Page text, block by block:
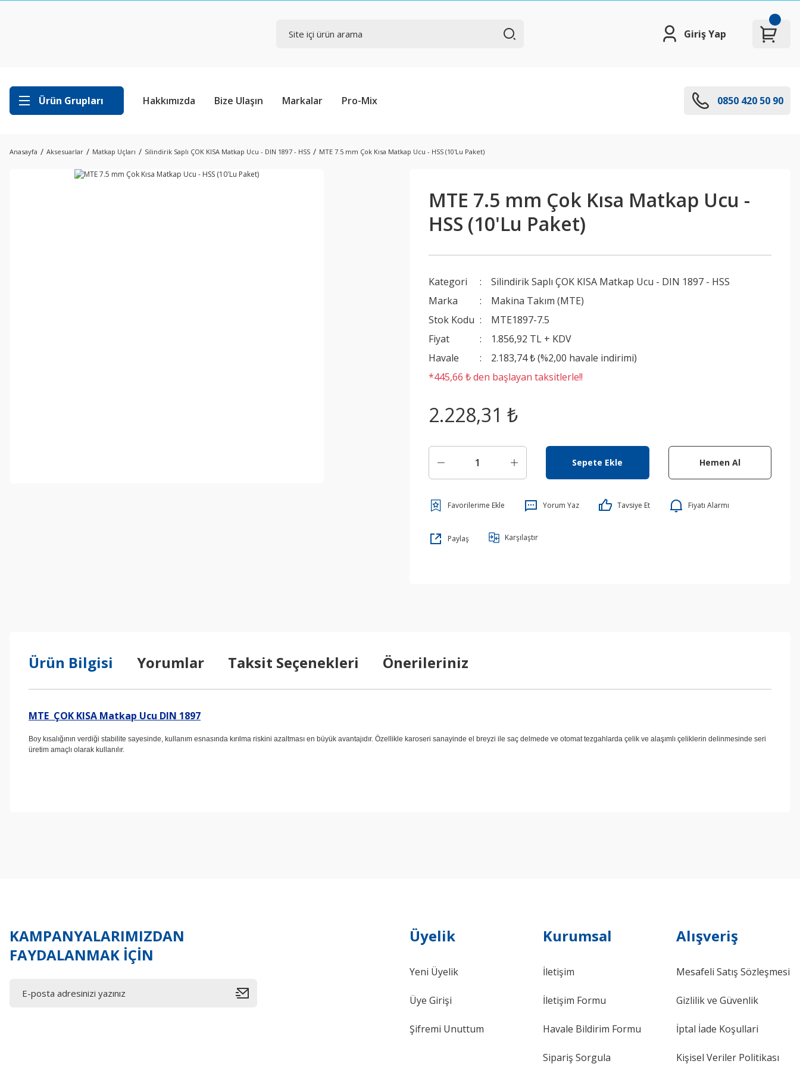
Giriş Yap
Ürün Grupları Hakkımızda Bize Ulaşın Markalar Pro-Mix 0850 420 50 90
Anasayfa Aksesuarlar Matkap Uçları Silindirik Saplı ÇOK KISA Matkap Ucu - DIN 1897 - HSS MTE 7.5 mm Çok Kısa Matkap Ucu - HSS (10'Lu Paket)
MTE 7.5 mm Çok Kısa Matkap Ucu -
HSS (10'Lu Paket)
Kategori
Silindirik Saplı ÇOK KISA Matkap Ucu - DIN 1897 - HSS
Marka
Makina Takım (MTE)
Stok Kodu
MTE1897-7.5
Fiyat
1.856,92 TL + KDV
Havale
2.183,74 ₺ (%2,00 havale indirimi)
*445,66 ₺ den başlayan taksitlerle!!
2.228,31 ₺
Sepete Ekle Hemen Al
Yorum Yaz Tavsiye Et Fiyatı Alarmı
Paylaş Karşılaştır
Ürün Bilgisi Yorumlar Taksit Seçenekleri Önerileriniz
MTE ÇOK KISA Matkap Ucu DIN 1897
Boy kısalığının verdiği stabilite sayesinde, kullanım esnasında kırılma riskini azaltması en büyük avantajıdır. Özellikle karoseri sanayinde el breyzi ile saç delmede ve otomat tezgahlarda çelik ve alaşımlı çeliklerin delinmesinde seri
üretim amaçlı olarak kullanılır.
KAMPANYALARIMIZDAN
FAYDALANMAK İÇİN
Üyelik
Yeni Üyelik
Üye Girişi
Şifremi Unuttum
Kurumsal
İletişim
İletişim Formu
Havale Bildirim Formu
Sipariş Sorgula
Alışveriş
Mesafeli Satış Sözleşmesi
Gizlilik ve Güvenlik
İptal İade Koşullari
Kişisel Veriler Politikası